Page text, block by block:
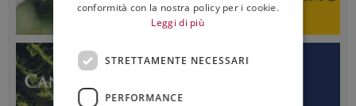
conformità con la nostra policy per i cookie.
Leggi di più
STRETTAMENTE NECESSARI
PERFORMANCE